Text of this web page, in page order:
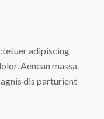
adipiscing
Aenean massa.
dis parturient